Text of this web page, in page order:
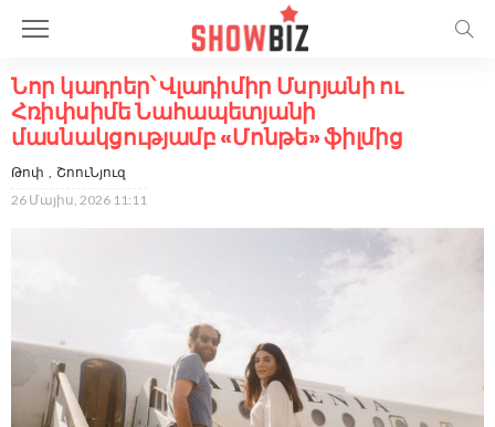
Նոր կադրեր՝ Վլադիմիր Մսրյանի ու
Հռիփսիմե Նահապետյանի
մասնակցությամբ «Մոնթե» ֆիլմից
Թոփ
ՇոուՆյուզ
26 Մայիս, 2026 11:11